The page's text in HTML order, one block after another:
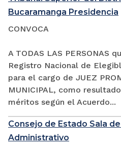
Bucaramanga Presidencia
CONVOCA
A TODAS LAS PERSONAS
Registro Nacional de
para el cargo de JUEZ
MUNICIPAL, como
méritos según el Acuerdo...
Consejo de Estado Sala
Administrativo